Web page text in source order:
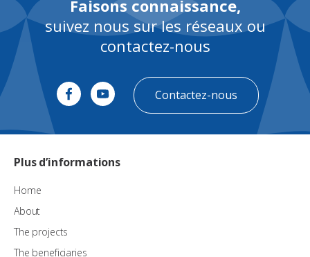
Faisons connaissance,
suivez nous sur les réseaux ou
contactez-nous
Contactez-nous
Plus d’informations
Home
About
The projects
The beneficiaries